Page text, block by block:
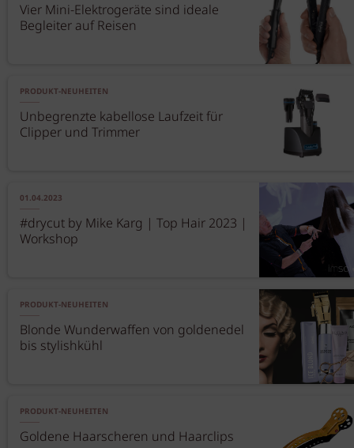
Vier Mini-Elektrogeräte sind ideale
Begleiter auf Reisen
PRODUKT-NEUHEITEN
Unbegrenzte kabellose Laufzeit für
Clipper und Trimmer
01.04.2023
#drycut by Mike Karg | Top Hair 2023 |
Workshop
PRODUKT-NEUHEITEN
Blonde Wunderwaffen von goldenedel
bis stylishkühl
PRODUKT-NEUHEITEN
Goldene Haarscheren und Haarclips